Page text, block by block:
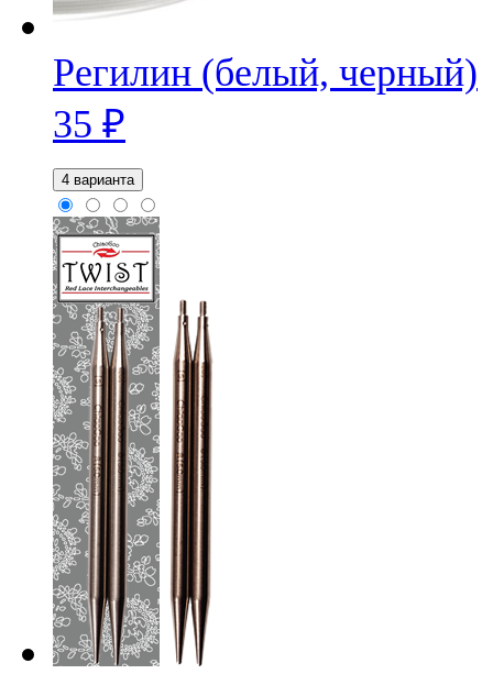
Регилин (белый, черный)
35 ₽
4 варианта